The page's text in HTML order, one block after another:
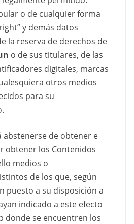
o de cualquier forma
y demás datos
la reserva de derechos de
o de sus titulares, de las
digitales, marcas
otros medios
para su
abstenerse de obtener e
obtener los Contenidos
medios o
de los que, según
puesto a su disposición a
indicado a este efecto
donde se encuentren los